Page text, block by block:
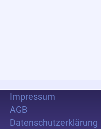
Impressum
AGB
Datenschutzerklärung